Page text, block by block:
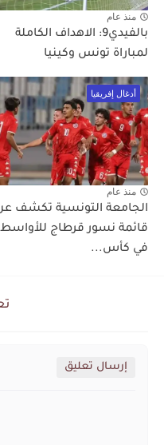
منذ عام
بالفيدي9: الاهداف الكاملة
لمباراة تونس وكينيا
أدغال إفريقيا
منذ عام
الجامعة التونسية تكشف
قائمة نسور قرطاج للأواسط
في كأس...
إرسال تعليق